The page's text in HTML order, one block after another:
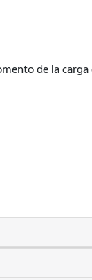
de la carga